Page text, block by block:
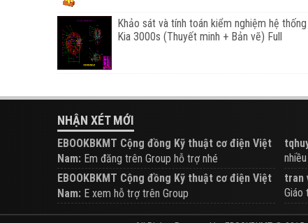
Khảo sát và tính toán kiểm nghiệm hệ
Kia 3000s (Thuyết minh + Bản vẽ) Full
NHẬN XÉT MỚI
EBOOKBKMT Cộng đồng Kỹ thuật cơ điện Việt
Nam: Em đăng trên Group hỗ trợ nhé
EBOOKBKMT Cộng đồng Kỹ thuật cơ điện Việt
Nam: E xem hỗ trợ trên Group
tran
Giáo